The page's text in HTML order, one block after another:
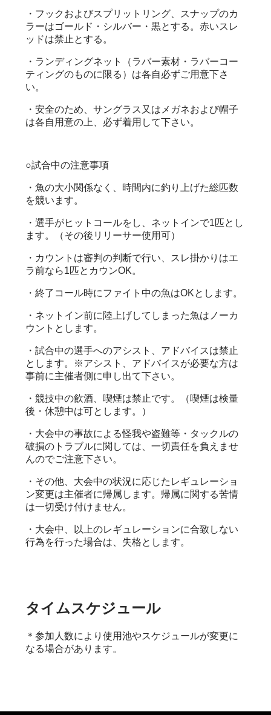
・フックおよびスプリットリング、スナップのカ
ラーはゴールド・シルバー・黒とする。赤いスレ
ッドは禁止とする。
・ランディングネット（ラバー素材・ラバーコー
ティングのものに限る）は各自必ずご用意下さ
い。
・安全のため、サングラス又はメガネおよび帽子
は各自用意の上、必ず着用して下さい。
○試合中の注意事項
・魚の大小関係なく、時間内に釣り上げた総匹数
を競います。
・選手がヒットコールをし、ネットインで1匹とし
ます。（その後リリーサー使用可）
・カウントは審判の判断で行い、スレ掛かりはエ
ラ前なら1匹とカウンOK。
・終了コール時にファイト中の魚はOKとします。
・ネットイン前に陸上げしてしまった魚はノーカ
ウントとします。
・試合中の選手へのアシスト、アドバイスは禁止
とします。
※アシスト、アドバイスが必要な方は
事前に主催者側に申し出て下さい。
・競技中の飲酒、喫煙は禁止です。（喫煙は検量
後・休憩中は可とします。）
・大会中の事故による怪我や盗難等・タックルの
破損のトラブルに関しては、 一切責任を負えませ
んのでご注意下さい。
・その他、大会中の状況に応じたレギュレーショ
ン変更は主催者に帰属します。帰属に関する苦情
は一切受け付けません。
・大会中、以上のレギュレーションに合致しない
行為を行った場合は、失格とします。
タイムスケジュール
＊参加人数により使用池やスケジュールが変更に
なる場合があります。